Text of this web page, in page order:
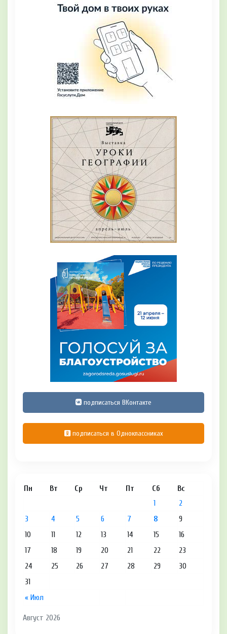
подписаться ВКонтакте
подписаться в Одноклассниках
Август 2026
Пн Вт Ср Чт Пт Сб Вс
« Июл
1
2
3
4 5 6 7 8
9
10
11 12 13 14 15
16
17
18 19 20 21 22
23
24
25 26 27 28 29
30
31